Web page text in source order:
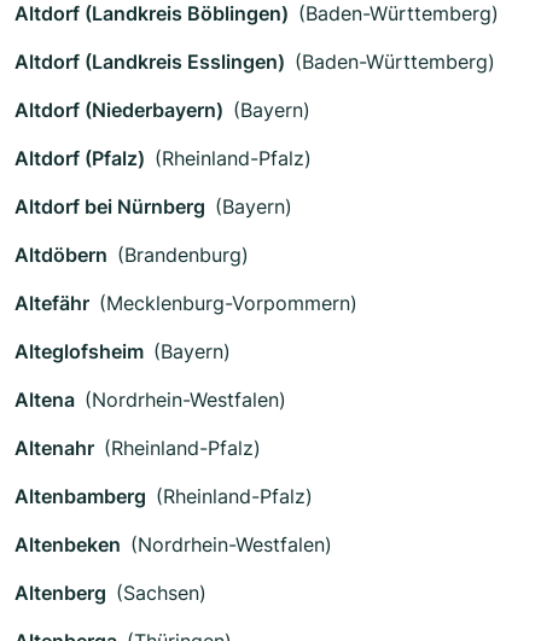
Altdorf (Landkreis Böblingen) (Baden-Württemberg)
Altdorf (Landkreis Esslingen) (Baden-Württemberg)
Altdorf (Niederbayern) (Bayern)
Altdorf (Pfalz) (Rheinland-Pfalz)
Altdorf bei Nürnberg (Bayern)
Altdöbern (Brandenburg)
Altefähr (Mecklenburg-Vorpommern)
Alteglofsheim (Bayern)
Altena (Nordrhein-Westfalen)
Altenahr (Rheinland-Pfalz)
Altenbamberg (Rheinland-Pfalz)
Altenbeken (Nordrhein-Westfalen)
Altenberg (Sachsen)